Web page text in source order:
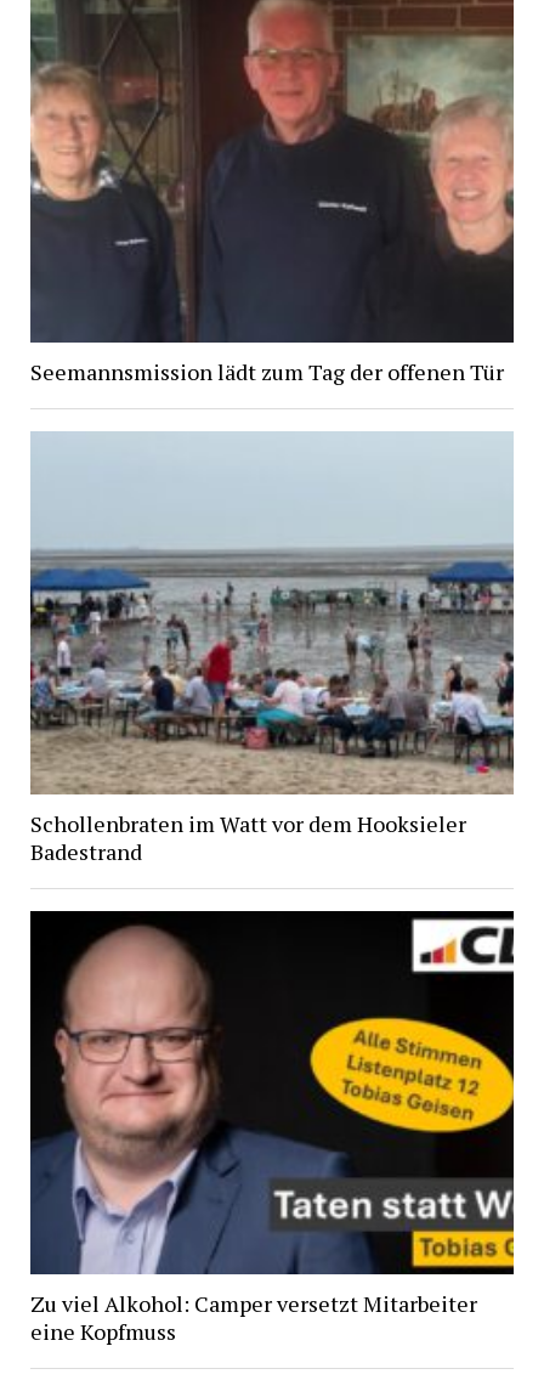
Seemannsmission lädt zum Tag der offenen Tür
Schollenbraten im Watt vor dem Hooksieler
Badestrand
Zu viel Alkohol: Camper versetzt Mitarbeiter
eine Kopfmuss